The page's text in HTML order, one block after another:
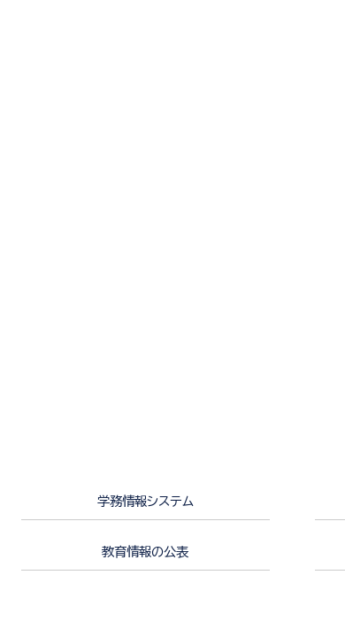
学務情報システム
教育情報の公表